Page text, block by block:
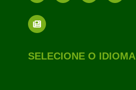
SELECIONE O IDIOMA